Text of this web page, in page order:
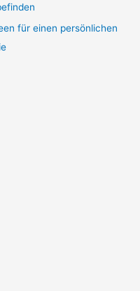
für einen persönlichen